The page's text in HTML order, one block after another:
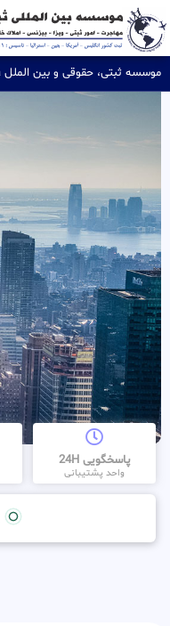
موسسه ثبتی، حقوقی و بین الملل Sabtta
پاسخگویی 24H
واحد پشتیبانی